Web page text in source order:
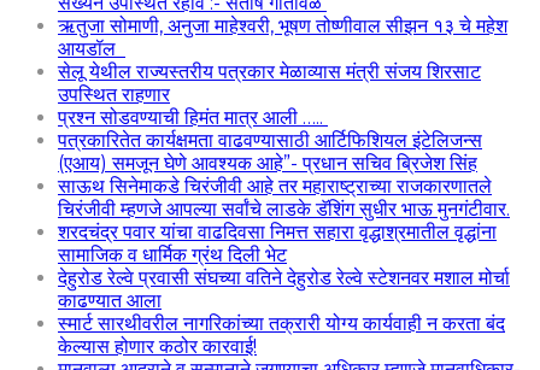
ऋतुजा सोमाणी, अनुजा माहेश्वरी, भूषण तोष्णीवाल सीझन १३ चे महेश
आयडॉल
सेलू येथील राज्यस्तरीय पत्रकार मेळाव्यास मंत्री संजय शिरसाट
उपस्थित राहणार
प्रश्न सोडवण्याची हिमंत मात्र आली …..
पत्रकारितेत कार्यक्षमता वाढवण्यासाठी आर्टिफिशियल इंटेलिजन्स
(एआय) समजून घेणे आवश्यक आहे”- प्रधान सचिव ब्रिजेश सिंह
साऊथ सिनेमाकडे चिरंजीवी आहे तर महाराष्ट्राच्या राजकारणातले
चिरंजीवी म्हणजे आपल्या सर्वांचे लाडके डॅशिंग सुधीर भाऊ मुनगंटीवार.
शरदचंद्र पवार यांचा वाढदिवसा निमत्त सहारा वृद्धाश्रमातील वृद्धांना
सामाजिक व धार्मिक ग्रंथ दिली भेट
देहुरोड रेल्वे प्रवासी संघच्या वतिने देहुरोड रेल्वे स्टेशनवर मशाल मोर्चा
काढण्यात आला
स्मार्ट सारथीवरील नागरिकांच्या तक्रारी योग्य कार्यवाही न करता बंद
केल्यास होणार कठोर कारवाई!